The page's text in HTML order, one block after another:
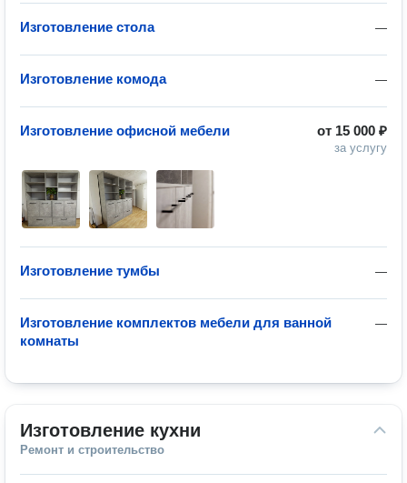
—
Изготовление стола
—
Изготовление комода
от 15 000 ₽
за услугу
Изготовление офисной мебели
—
Изготовление тумбы
—
Изготовление комплектов мебели для ванной
комнаты
Изготовление кухни
Ремонт и строительство